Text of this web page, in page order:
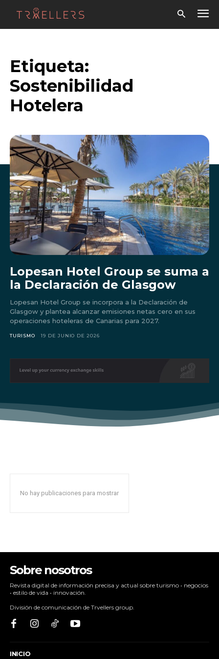
Don't miss
out!
Etiqueta:
Sostenibilidad
Hotelera
Lopesan Hotel Group se suma a
la Declaración de Glasgow
Lopesan Hotel Group se incorpora a la Declaración de
Glasgow y plantea alcanzar emisiones netas cero en sus
operaciones hoteleras de Canarias para 2027.
TURISMO 19 DE JUNIO DE 2026
No hay publicaciones para mostrar
Sobre nosotros
Revista digital de información precisa y actual sobre turismo • negocios
• estilo de vida • innovación.
División de comunicación de Trvellers group.
INICIO